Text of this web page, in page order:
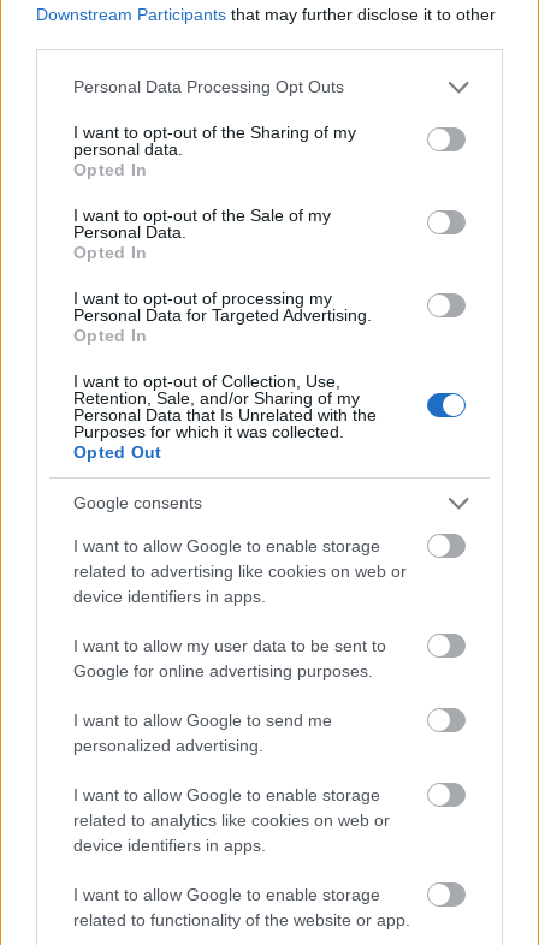
Downstream Participants that may further disclose it to other
Please note that this website/app uses one or more Google
not limited to your visit or usage behaviour. You may click to
grant or deny consent to Google and its third-party tags to
use your data for below specified purposes in below Google
consent section.
Personal Data Processing Opt Outs
I want to opt-out of the Sharing of my
personal data.
Opted In
I want to opt-out of the Sale of my
Personal Data.
Opted In
I want to opt-out of processing my
Personal Data for Targeted Advertising.
Opted In
I want to opt-out of Collection, Use,
Retention, Sale, and/or Sharing of my
Personal Data that Is Unrelated with the
Purposes for which it was collected.
Opted Out
Google consents
I want to allow Google to enable storage
related to advertising like cookies on web or
device identifiers in apps.
I want to allow my user data to be sent to
Google for online advertising purposes.
I want to allow Google to send me
personalized advertising.
I want to allow Google to enable storage
related to analytics like cookies on web or
device identifiers in apps.
I want to allow Google to enable storage
related to functionality of the website or app.
Citeste mai mult
20 DECEMBRIE 2024
Finalizare proiect:
,,Imbunatățirea eficienței
emisiilor de CO2 și
modernizarea Grădiniței în
Orașul Drăgănești-Olt, Satul
Comani”
Radio Sud
20 decembrie 2024